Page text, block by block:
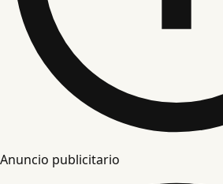
Anuncio publicitario